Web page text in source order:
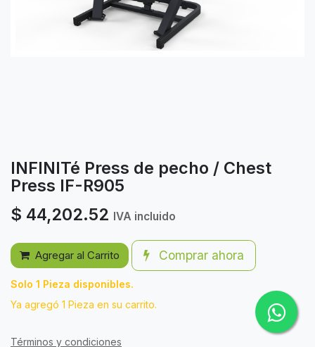
INFINITé Press de pecho / Chest
Press IF-R905
$ 44,202.52 IVA incluido
Agregar al Carrito Comprar ahora
Solo 1 Pieza disponibles.
Ya agregó 1 Pieza en su carrito.
Términos y condiciones